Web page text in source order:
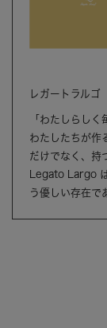
レガートラルゴ
「わたしらしく
わたしたちが作
だけでなく、持
Legato Largo
う優しい存在で